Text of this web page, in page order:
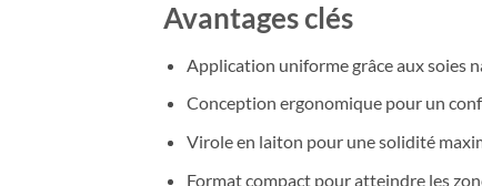
Avantages clés
Application uniforme grâce aux soies
Conception ergonomique pour un
Virole en laiton pour une solidité
Format compact pour atteindre les